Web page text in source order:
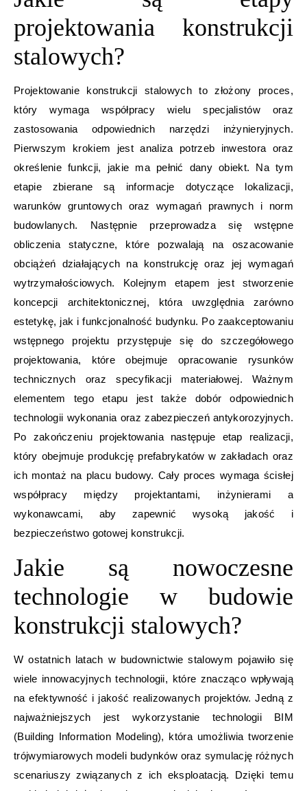
projektowania konstrukcji
stalowych?
Projektowanie konstrukcji stalowych to złożony proces,
który wymaga współpracy wielu specjalistów oraz
zastosowania odpowiednich narzędzi inżynieryjnych.
Pierwszym krokiem jest analiza potrzeb inwestora oraz
określenie funkcji, jakie ma pełnić dany obiekt. Na tym
etapie zbierane są informacje dotyczące lokalizacji,
warunków gruntowych oraz wymagań prawnych i norm
budowlanych. Następnie przeprowadza się wstępne
obliczenia statyczne, które pozwalają na oszacowanie
obciążeń działających na konstrukcję oraz jej wymagań
wytrzymałościowych. Kolejnym etapem jest stworzenie
koncepcji architektonicznej, która uwzględnia zarówno
estetykę, jak i funkcjonalność budynku. Po zaakceptowaniu
wstępnego projektu przystępuje się do szczegółowego
projektowania, które obejmuje opracowanie rysunków
technicznych oraz specyfikacji materiałowej. Ważnym
elementem tego etapu jest także dobór odpowiednich
technologii wykonania oraz zabezpieczeń antykorozyjnych.
Po zakończeniu projektowania następuje etap realizacji,
który obejmuje produkcję prefabrykatów w zakładach oraz
ich montaż na placu budowy. Cały proces wymaga ścisłej
współpracy między projektantami, inżynierami a
wykonawcami, aby zapewnić wysoką jakość i
bezpieczeństwo gotowej konstrukcji.
Jakie są nowoczesne
technologie w budowie
konstrukcji stalowych?
W ostatnich latach w budownictwie stalowym pojawiło się
wiele innowacyjnych technologii, które znacząco wpływają
na efektywność i jakość realizowanych projektów. Jedną z
najważniejszych jest wykorzystanie technologii BIM
(Building Information Modeling), która umożliwia tworzenie
trójwymiarowych modeli budynków oraz symulację różnych
scenariuszy związanych z ich eksploatacją. Dzięki temu